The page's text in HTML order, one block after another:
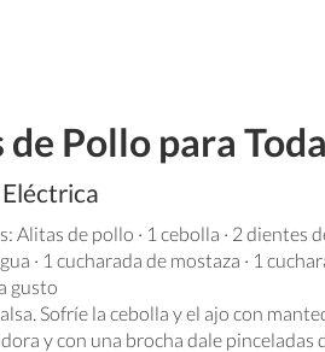
Pollo para
Alitas de pollo · 1 cebolla · 2 dientes
· 1 cucharada de mostaza · 1
gusto
Sofríe la cebolla y el ajo con
y con una brocha dale